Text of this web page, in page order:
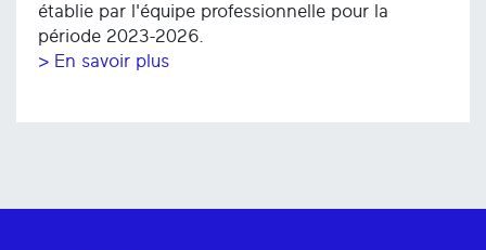
établie par l'équipe professionnelle pour la
période 2023-2026.
> En savoir plus